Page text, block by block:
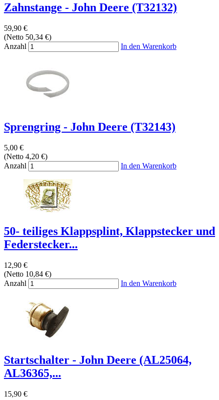
Zahnstange - John Deere (T32132)
59,90 €
(Netto 50,34 €)
Anzahl
In den Warenkorb
Sprengring - John Deere (T32143)
5,00 €
(Netto 4,20 €)
Anzahl
In den Warenkorb
50- teiliges Klappsplint, Klappstecker und
Federstecker...
12,90 €
(Netto 10,84 €)
Anzahl
In den Warenkorb
Startschalter - John Deere (AL25064,
AL36365,...
15,90 €